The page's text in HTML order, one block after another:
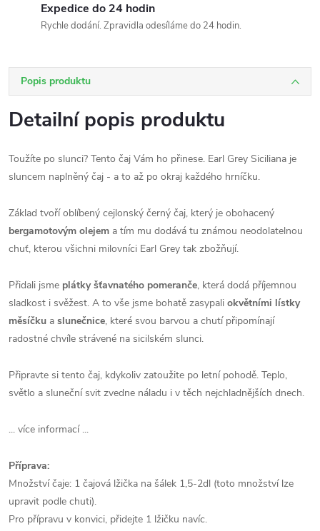
Expedice do 24 hodin
Rychle dodání. Zpravidla odesíláme do 24 hodin.
Popis produktu
Detailní popis produktu
Toužíte po slunci? Tento čaj Vám ho přinese. Earl Grey Siciliana je
sluncem naplněný čaj - a to až po okraj každého hrníčku.
Základ tvoří oblíbený cejlonský černý čaj, který je obohacený
bergamotovým olejem a tím mu dodává tu známou neodolatelnou
chuť, kterou všichni milovníci Earl Grey tak zbožňují.
Přidali jsme plátky šťavnatého pomeranče, která dodá příjemnou
sladkost i svěžest. A to vše jsme bohatě zasypali okvětními lístky
měsíčku a slunečnice, které svou barvou a chutí připomínají
radostné chvíle strávené na sicilském slunci.
Připravte si tento čaj, kdykoliv zatoužite po letní pohodě. Teplo,
světlo a sluneční svit zvedne náladu i v těch nejchladnějších dnech.
... více informací ...
Příprava:
Množství čaje: 1 čajová lžička na šálek 1,5-2dl (toto množství lze
upravit podle chuti).
Pro přípravu v konvici, přidejte 1 lžičku navíc.